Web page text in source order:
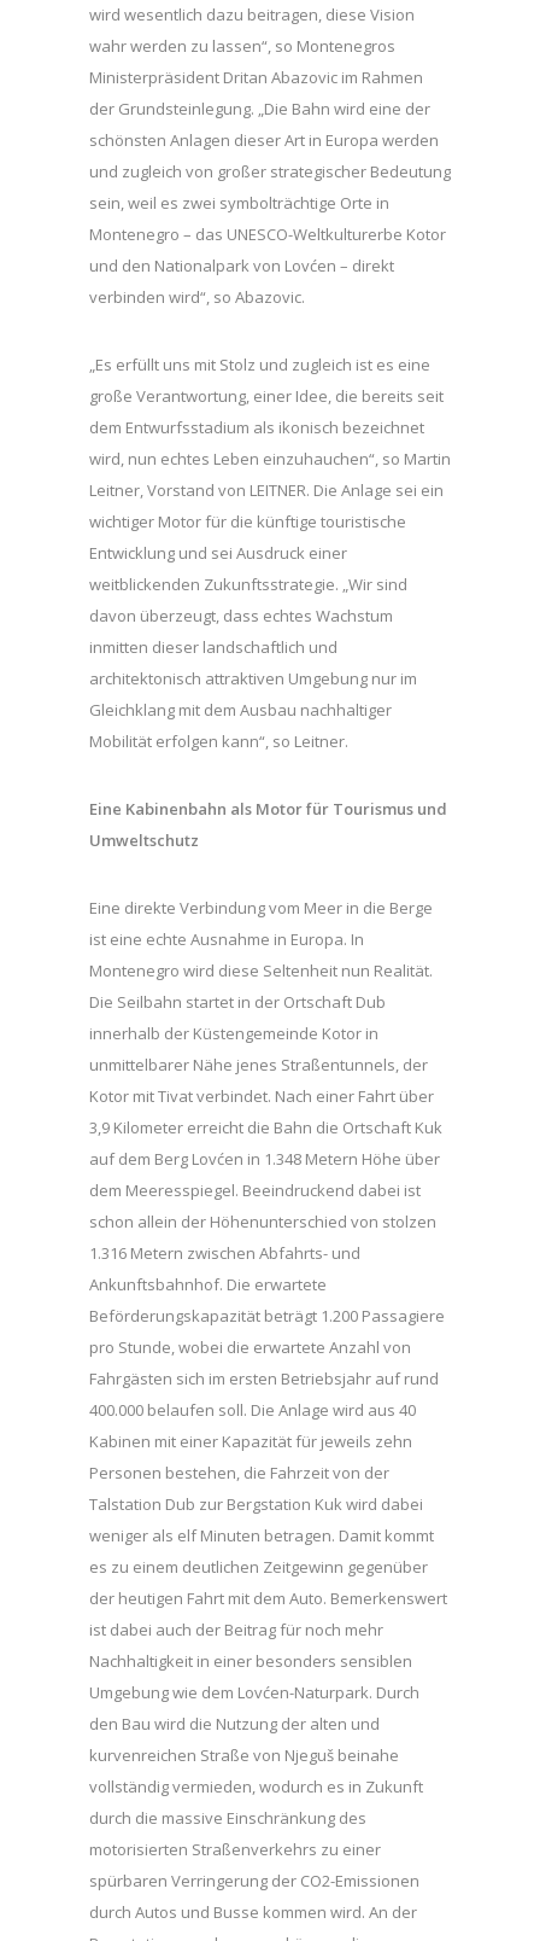
wird wesentlich dazu beitragen, diese Vision
wahr werden zu lassen“, so Montenegros
Ministerpräsident Dritan Abazovic im Rahmen
der Grundsteinlegung. „Die Bahn wird eine der
schönsten Anlagen dieser Art in Europa werden
und zugleich von großer strategischer Bedeutung
sein, weil es zwei symbolträchtige Orte in
Montenegro – das UNESCO-Weltkulturerbe Kotor
und den Nationalpark von Lovćen – direkt
verbinden wird“, so Abazovic.
„Es erfüllt uns mit Stolz und zugleich ist es eine
große Verantwortung, einer Idee, die bereits seit
dem Entwurfsstadium als ikonisch bezeichnet
wird, nun echtes Leben einzuhauchen“, so Martin
Leitner, Vorstand von LEITNER. Die Anlage sei ein
wichtiger Motor für die künftige touristische
Entwicklung und sei Ausdruck einer
weitblickenden Zukunftsstrategie. „Wir sind
davon überzeugt, dass echtes Wachstum
inmitten dieser landschaftlich und
architektonisch attraktiven Umgebung nur im
Gleichklang mit dem Ausbau nachhaltiger
Mobilität erfolgen kann“, so Leitner.
Eine Kabinenbahn als Motor für Tourismus und
Umweltschutz
Eine direkte Verbindung vom Meer in die Berge
ist eine echte Ausnahme in Europa. In
Montenegro wird diese Seltenheit nun Realität.
Die Seilbahn startet in der Ortschaft Dub
innerhalb der Küstengemeinde Kotor in
unmittelbarer Nähe jenes Straßentunnels, der
Kotor mit Tivat verbindet. Nach einer Fahrt über
3,9 Kilometer erreicht die Bahn die Ortschaft Kuk
auf dem Berg Lovćen in 1.348 Metern Höhe über
dem Meeresspiegel. Beeindruckend dabei ist
schon allein der Höhenunterschied von stolzen
1.316 Metern zwischen Abfahrts- und
Ankunftsbahnhof. Die erwartete
Beförderungskapazität beträgt 1.200 Passagiere
pro Stunde, wobei die erwartete Anzahl von
Fahrgästen sich im ersten Betriebsjahr auf rund
400.000 belaufen soll. Die Anlage wird aus 40
Kabinen mit einer Kapazität für jeweils zehn
Personen bestehen, die Fahrzeit von der
Talstation Dub zur Bergstation Kuk wird dabei
weniger als elf Minuten betragen. Damit kommt
es zu einem deutlichen Zeitgewinn gegenüber
der heutigen Fahrt mit dem Auto. Bemerkenswert
ist dabei auch der Beitrag für noch mehr
Nachhaltigkeit in einer besonders sensiblen
Umgebung wie dem Lovćen-Naturpark. Durch
den Bau wird die Nutzung der alten und
kurvenreichen Straße von Njeguš beinahe
vollständig vermieden, wodurch es in Zukunft
durch die massive Einschränkung des
motorisierten Straßenverkehrs zu einer
spürbaren Verringerung der CO2-Emissionen
durch Autos und Busse kommen wird. An der